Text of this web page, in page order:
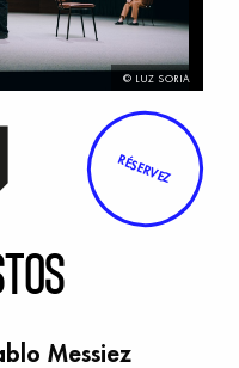
© LUZ SORIA
RÉSERVEZ
Messiez